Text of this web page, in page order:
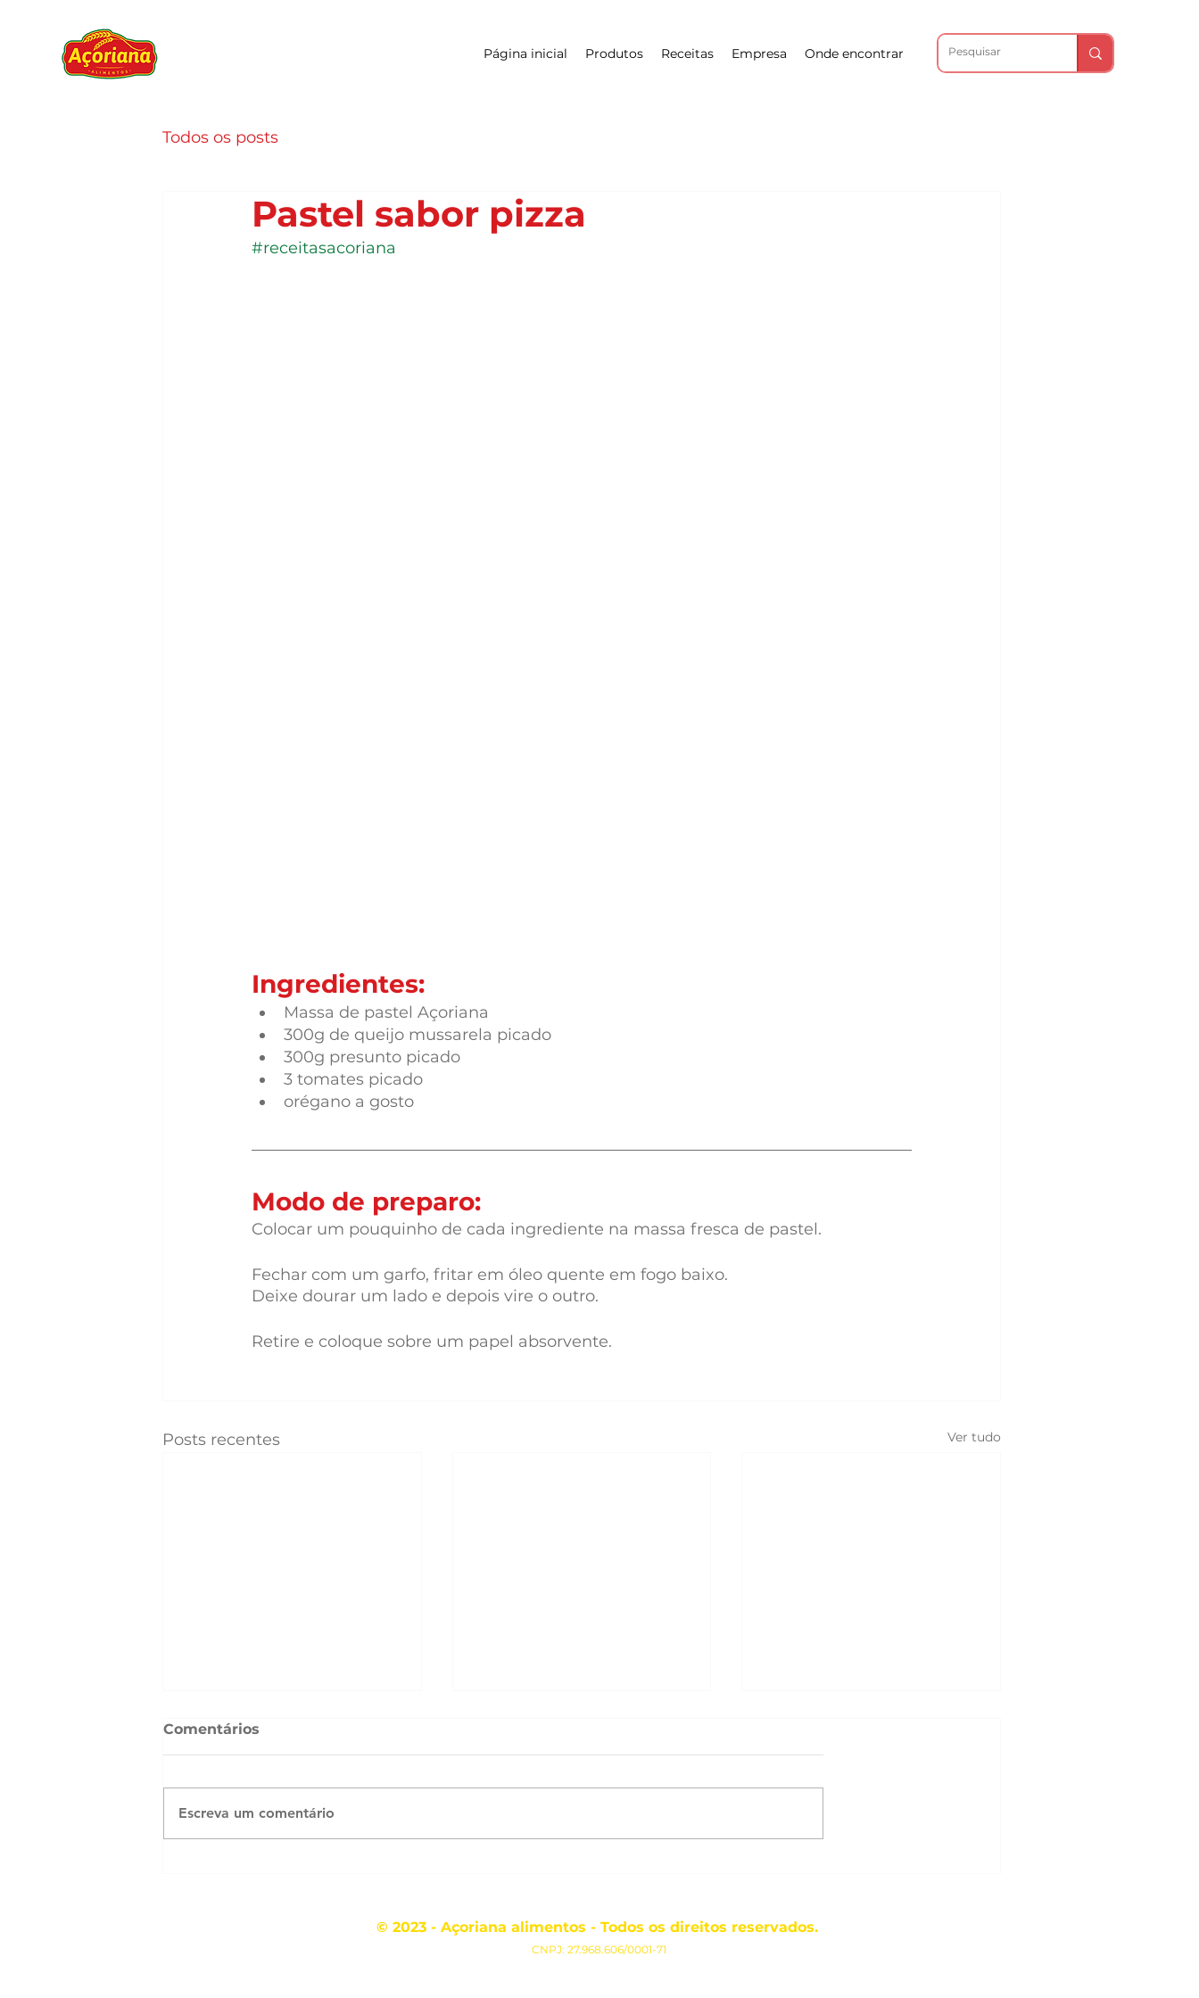
Página inicial Produtos Receitas Empresa Onde encontrar
Todos os posts
Pastel sabor pizza
#receitasacoriana
Ingredientes:
Massa de pastel Açoriana
300g de queijo mussarela picado
300g presunto picado
3 tomates picado
orégano a gosto
Modo de preparo:
Colocar um pouquinho de cada ingrediente na massa fresca de pastel.
Fechar com um garfo, fritar em óleo quente em fogo baixo.
Deixe dourar um lado e depois vire o outro.
Retire e coloque sobre um papel absorvente.
Posts recentes Ver tudo
Cestinhas recheadas
Lasanha de frango
Comentários
Escreva um comentário
© 2023 - Açoriana alimentos - Todos os direitos reservados.
CNPJ: 27.968.606/0001-71